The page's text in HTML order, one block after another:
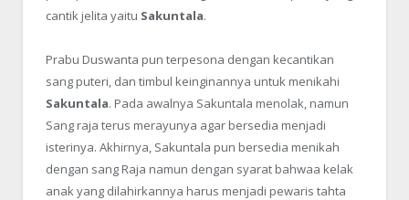
cantik jelita yaitu Sakuntala.
Prabu Duswanta pun terpesona dengan kecantikan
sang puteri, dan timbul keinginannya untuk menikahi
Sakuntala. Pada awalnya Sakuntala menolak, namun
Sang raja terus merayunya agar bersedia menjadi
isterinya. Akhirnya, Sakuntala pun bersedia menikah
dengan sang Raja namun dengan syarat bahwaa kelak
anak yang dilahirkannya harus menjadi pewaris tahta